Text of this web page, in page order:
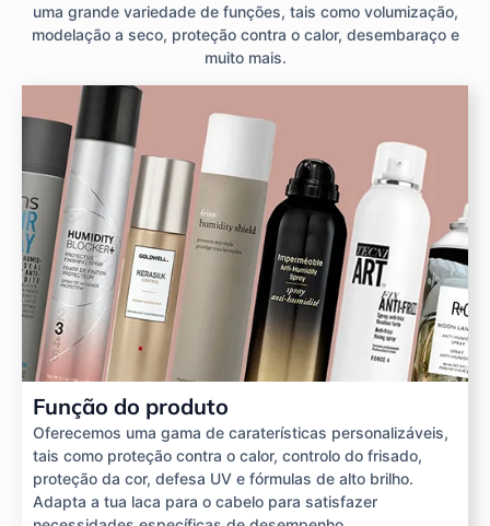
uma grande variedade de funções, tais como volumização,
modelação a seco, proteção contra o calor, desembaraço e
muito mais.
Função do produto
Oferecemos uma gama de caraterísticas personalizáveis,
tais como proteção contra o calor, controlo do frisado,
proteção da cor, defesa UV e fórmulas de alto brilho.
Adapta a tua laca para o cabelo para satisfazer